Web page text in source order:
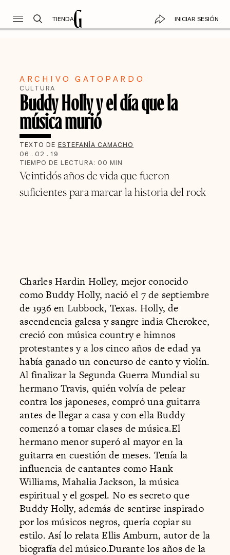
TIENDA INICIAR SESIÓN
ARCHIVO GATOPARDO
CULTURA
Buddy Holly y el día que la
música murió
TEXTO DE ESTEFANÍA CAMACHO
06 . 02 . 19
TIEMPO DE LECTURA: 00 MIN
Veintidós años de vida que fueron
suficientes para marcar la historia del rock
Charles Hardin Holley, mejor conocido
como Buddy Holly, nació el 7 de septiembre
de 1936 en Lubbock, Texas. Holly, de
ascendencia galesa y sangre india Cherokee,
creció con música country e himnos
protestantes y a los cinco años de edad ya
había ganado un concurso de canto y violín.
Al finalizar la Segunda Guerra Mundial su
hermano Travis, quién volvía de pelear
contra los japoneses, compró una guitarra
antes de llegar a casa y con ella Buddy
comenzó a tomar clases de música.El
hermano menor superó al mayor en la
guitarra en cuestión de meses. Tenía la
influencia de cantantes como Hank
Williams, Mahalia Jackson, la música
espiritual y el gospel. No es secreto que
Buddy Holly, además de sentirse inspirado
por los músicos negros, quería copiar su
estilo. Así lo relata Ellis Amburn, autor de la
biografía del músico.Durante los años de la